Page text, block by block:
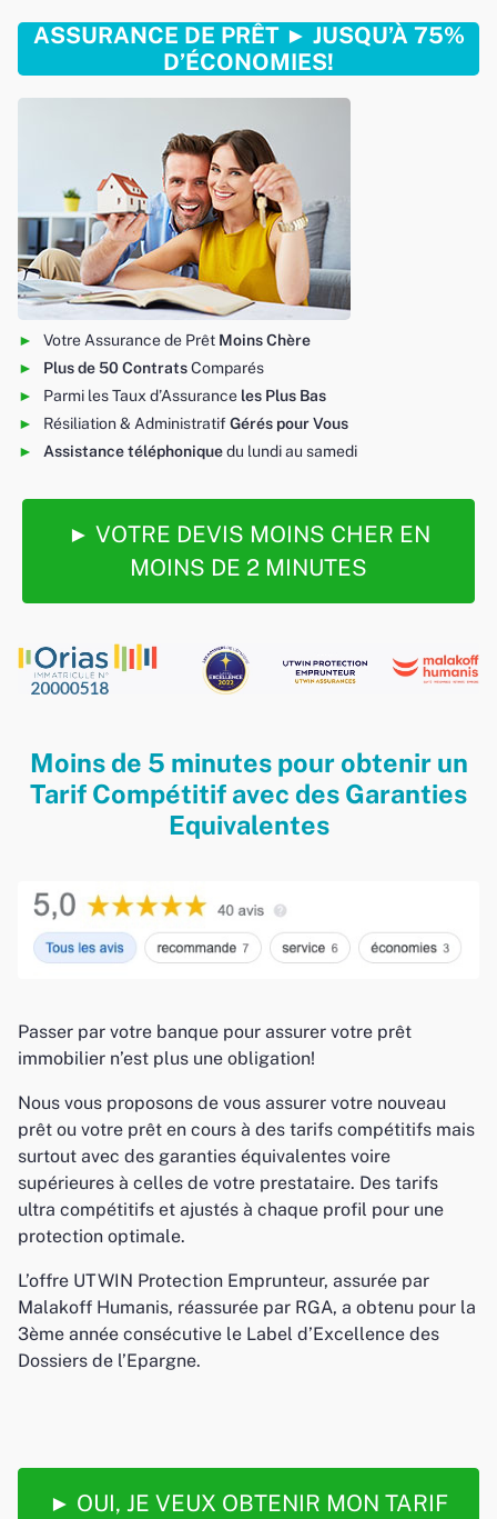
ASSURANCE DE PRÊT ► JUSQU’À 75%
D’ÉCONOMIES!
Votre Assurance de Prêt Moins Chère
Plus de 50 ContratsComparés
Parmi les Taux d’Assurance les Plus Bas
Résiliation & AdministratifGérés pour Vous
Assistance téléphoniquedu lundi au samedi
► VOTRE DEVIS MOINS CHER EN
MOINS DE 2 MINUTES
Moins de 5 minutes pour obtenir un
Tarif Compétitif avec des Garanties
Equivalentes
Passer par votre banque pour assurer votre prêt
immobilier n’est plus une obligation!
Nous vous proposons de vous assurer votre nouveau
prêt ou votre prêt en cours à des tarifs compétitifs mais
surtout avec des garanties équivalentes voire
supérieures à celles de votre prestataire. Des tarifs
ultra compétitifs et ajustés à chaque profil pour une
protection optimale.
L’offre UTWIN Protection Emprunteur, assurée par
Malakoff Humanis, réassurée par RGA, a obtenu pour la
3ème année consécutive le Label d’Excellence des
Dossiers de l’Epargne.
► OUI, JE VEUX OBTENIR MON TARIF